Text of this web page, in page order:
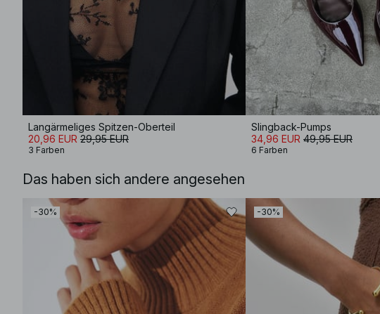
Langärmeliges Spitzen-Oberteil
20,96 EUR 29,95 EUR
3 Farben
Slingback-Pumps
34,96 EUR 49,95 EUR
6 Farben
Das haben sich andere angesehen
-30% -30%